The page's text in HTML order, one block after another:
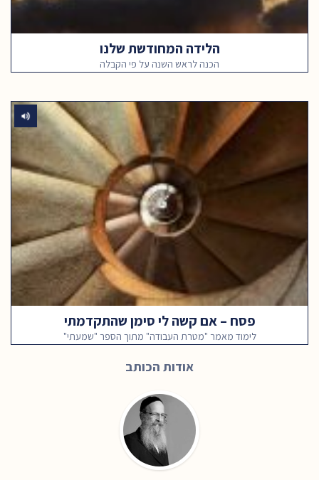
הלידה המחודשת שלנו
הכנה לראש השנה על פי הקבלה
פסח – אם קשה לי סימן שהתקדמתי
לימוד מאמר "מטרת העבודה" מתוך הספר "שמעתי"
אודות הכותב